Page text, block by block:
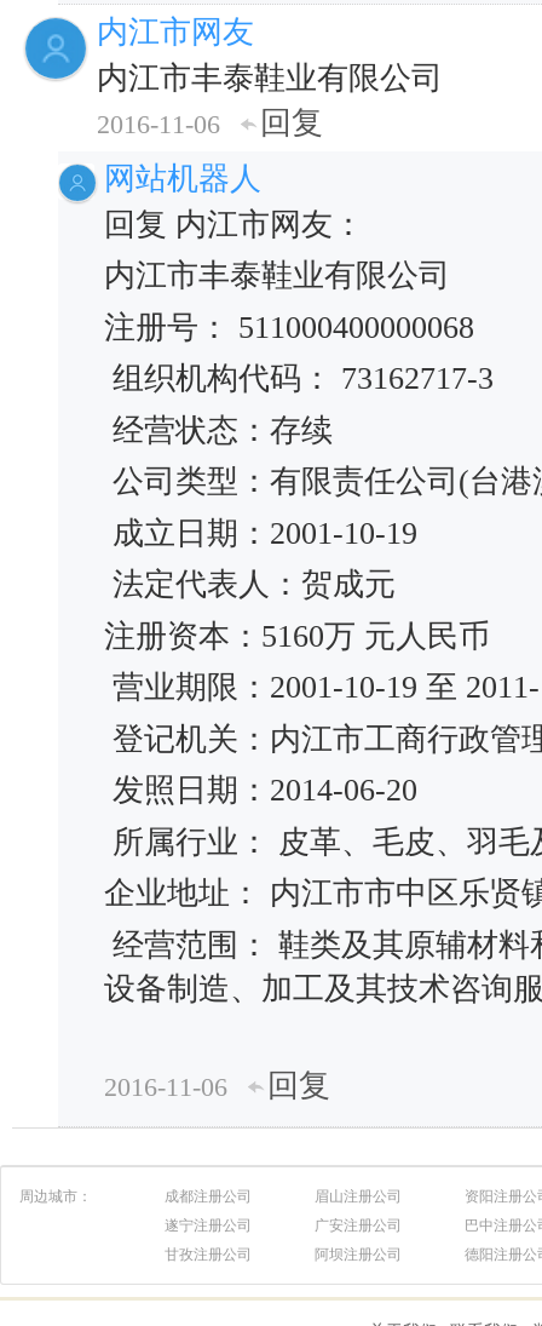
内江市网友
内江市丰泰鞋业有限公司
2016-11-06
回复
网站机器人
回复 内江市网友：
内江市丰泰鞋业有限公司
注册号： 511000400000068
组织机构代码： 73162717-3
经营状态：存续
公司类型：有限责任公司(台
成立日期：2001-10-19
法定代表人：贺成元
注册资本：5160万 元人民币
营业期限：2001-10-19 至
登记机关：内江市工商行政管
发照日期：2014-06-20
所属行业： 皮革、毛皮、羽
企业地址： 内江市市中区乐贤
经营范围： 鞋类及其原辅材
设备制造、加工及其技术咨询
2016-11-06 回复
周边城市： 成都注册公司 眉山注册公司
资阳注册公
遂宁注册公司
广安注册公司
巴中注册公
甘孜注册公司
阿坝注册公司 德阳注册公